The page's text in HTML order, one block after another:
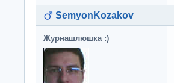
SemyonKozakov
Журнашлюшка :)